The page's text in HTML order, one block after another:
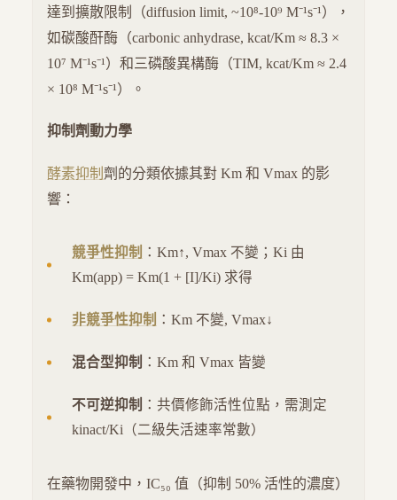
達到擴散限制（diffusion limit, ~10⁸-10⁹ M⁻¹s⁻¹），
如碳酸酐酶（carbonic anhydrase, kcat/Km ≈ 8.3 ×
10⁷ M⁻¹s⁻¹）和三磷酸異構酶（TIM, kcat/Km ≈ 2.4
× 10⁸ M⁻¹s⁻¹）。
抑制劑動力學
酵素抑制 劑的分類依據其對 Km 和 Vmax 的影
響：
競爭性抑制 ：Km↑, Vmax 不變；Ki 由
Km(app) = Km(1 + [I]/Ki) 求得
非競爭性抑制 ：Km 不變, Vmax↓
混合型抑制 ：Km 和 Vmax 皆變
不可逆抑制 ：共價修飾活性位點，需測定
kinact/Ki（二級失活速率常數）
在藥物開發中，IC₅₀ 值（抑制 50% 活性的濃度）